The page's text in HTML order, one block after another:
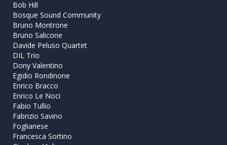
Bob Hill
Bosque Sound Community
Bruno Montrone
Bruno Salicone
Davide Peluso Quartet
DIL Trio
Dony Valentino
Egidio Rondinone
Enrico Bracco
Enrico Le Noci
Fabio Tullio
Fabrizio Savino
Foglianese
Francesca Sortino